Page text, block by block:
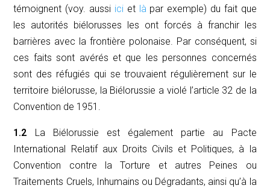
témoignent (voy. aussi iciet làpar exemple) du fait que
les autorités biélorusses les ont forcés à franchir les
barrières avec la frontière polonaise. Par conséquent, si
ces faits sont avérés et que les personnes concernés
sont des réfugiés qui se trouvaient régulièrement sur le
territoire biélorusse, la Biélorussie a violé l’article 32 de la
Convention de 1951.
1.2 La Biélorussie est également partie au Pacte
International Relatif aux Droits Civils et Politiques, à la
Convention contre la Torture et autres Peines ou
Traitements Cruels, Inhumains ou Dégradants, ainsi qu’à la